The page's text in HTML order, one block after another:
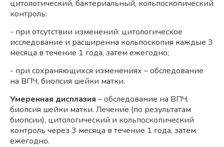
цитологический, бактериальный, кольпоскопический
контроль:
- при отсутствии изменений: цитологическое
исследование и расширенна кольпоскопия каждые 3
месяца в течение 1 года, затем ежегодно;
- при сохраняющихся изменениях – обследование
на ВПЧ, биопсия шейки матки.
Умеренная дисплазия – обследование на ВПЧ,
биопсия шейки матки. Лечение (по результатам
биопсии), цитологический и кольпоскопический
контроль через 3 месяца в течение 1 года, затем
ежегодно.